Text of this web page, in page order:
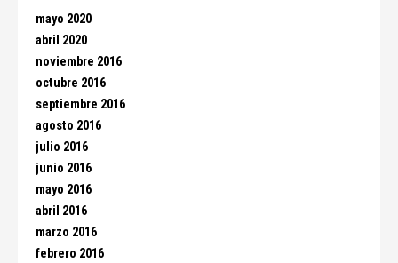
mayo 2020
abril 2020
noviembre 2016
octubre 2016
septiembre 2016
agosto 2016
julio 2016
junio 2016
mayo 2016
abril 2016
marzo 2016
febrero 2016